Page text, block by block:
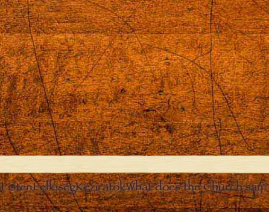
ListenLelkiségKéziratokWhat does the Church say?